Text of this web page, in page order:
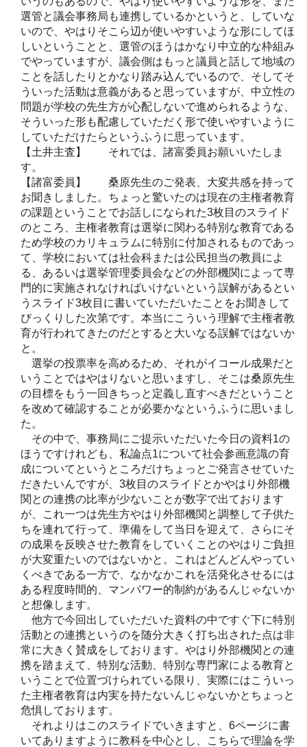
選管と議会事務局も連携しているかというと、していな
いので、やはりそこら辺が使いやすいような形にしてほ
しいということと、選管のほうはかなり中立的な枠組み
でやっていますが、議会側はもっと議員と話して地域の
ことを話したりとかなり踏み込んでいるので、そしてそ
ういった活動は意義があると思っていますが、中立性の
問題が学校の先生方が心配しないで進められるような、
そういった形も配慮していただく形で使いやすいように
していただけたらというふうに思っています。
【土井主査】 それでは、諸富委員お願いいたしま
す。
【諸富委員】 桑原先生のご発表、大変共感を持って
お聞きしました。ちょっと驚いたのは現在の主権者教育
の課題ということでお話しになられた3枚目のスライド
のところ、主権者教育は選挙に関わる特別な教育である
ため学校のカリキュラムに特別に付加されるものであっ
て、学校においては社会科または公民担当の教員によ
る、あるいは選挙管理委員会などの外部機関によって専
門的に実施されなければいけないという誤解があるとい
うスライド3枚目に書いていただいたことをお聞きして
びっくりした次第です。本当にこういう理解で主権者教
育が行われてきたのだとすると大いなる誤解ではないか
と。
選挙の投票率を高めるため、それがイコール成果だと
いうことではやはりないと思いますし、そこは桑原先生
の目標をもう一回きちっと定義し直すべきだということ
を改めて確認することが必要かなというふうに思いまし
た。
その中で、事務局にご提示いただいた今日の資料1の
ほうですけれども、私論点1について社会参画意識の育
成についてというところだけちょっとご発言させていた
だきたいんですが、3枚目のスライドとかやはり外部機
関との連携の比率が少ないことが数字で出ております
が、これ一つは先生方やはり外部機関と調整して子供た
ちを連れて行って、準備をして当日を迎えて、さらにそ
の成果を反映させた教育をしていくことのやはりご負担
が大変重たいのではないかと。これはどんどんやってい
くべきである一方で、なかなかこれを活発化させるには
ある程度時間的、マンパワー的制約があるんじゃないか
と想像します。
他方で今回出していただいた資料の中ですぐ下に特別
活動との連携というのを随分大きく打ち出された点は非
常に大きく賛成をしております。やはり外部機関との連
携を踏まえて、特別な活動、特別な専門家による教育と
いうことで位置づけられている限り、実際にはこういっ
た主権者教育は内実を持たないんじゃないかとちょっと
危惧しております。
それよりはこのスライドでいきますと、6ページに書
いてありますように教科を中心とし、こちらで理論を学